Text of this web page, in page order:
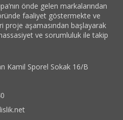
önde gelen markalarından
faaliyet göstermekte ve
aşamasından başlayarak
ve sorumluluk ile takip
Kamil Sporel Sokak 16/B